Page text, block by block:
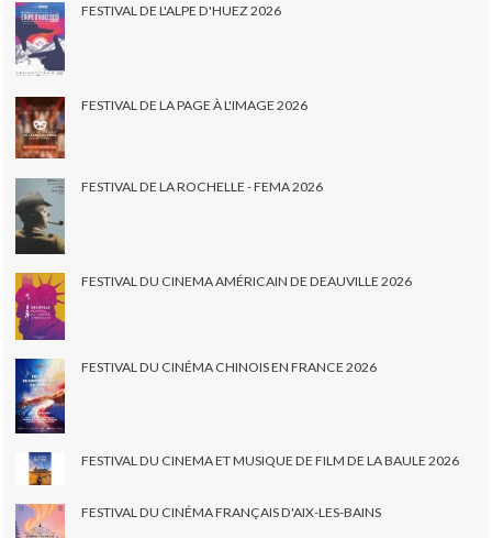
FESTIVAL DE L'ALPE D'HUEZ 2026
FESTIVAL DE LA PAGE À L'IMAGE 2026
FESTIVAL DE LA ROCHELLE - FEMA 2026
FESTIVAL DU CINEMA AMÉRICAIN DE DEAUVILLE 2026
FESTIVAL DU CINÉMA CHINOIS EN FRANCE 2026
FESTIVAL DU CINEMA ET MUSIQUE DE FILM DE LA BAULE 2026
FESTIVAL DU CINÉMA FRANÇAIS D'AIX-LES-BAINS